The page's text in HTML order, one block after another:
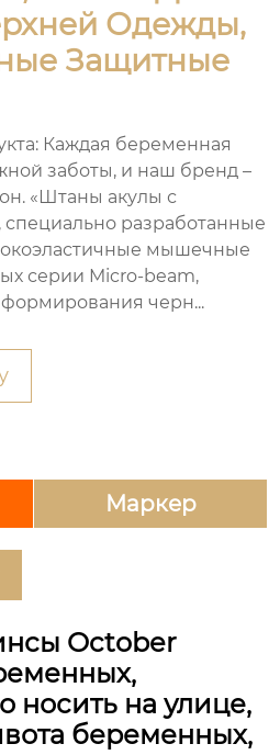
Одежды,
Защитные
Каждая беременная
заботы, и наш бренд –
«Штаны акулы с
разработанные
мышечные
серии Micro-beam,
черн...
Маркер
October
носить на улице,
беременных,